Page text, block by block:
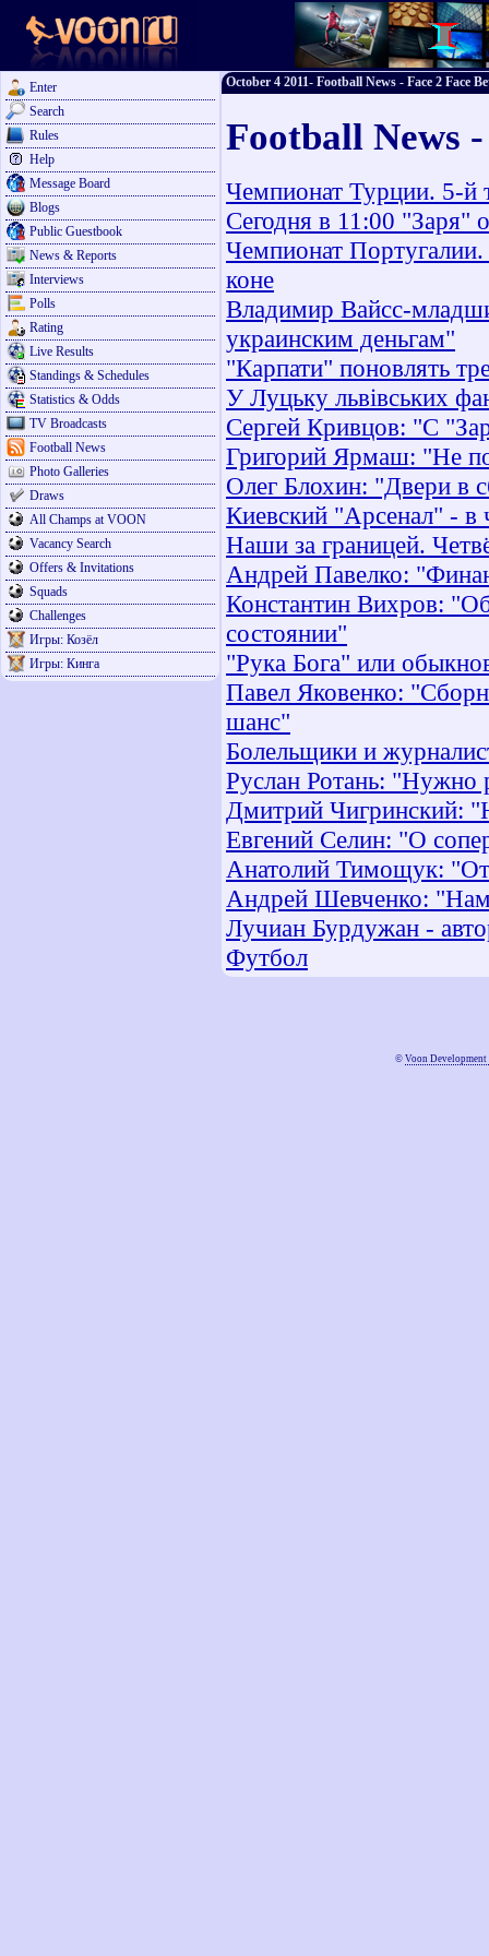
Enter
Search
Rules
Help
Message Board
Blogs
Public Guestbook
News & Reports
Interviews
Polls
Rating
Live Results
Standings & Schedules
Statistics & Odds
TV Broadcasts
Football News
Photo Galleries
Draws
All Champs at VOON
Vacancy Search
Offers & Invitations
Squads
Challenges
Игры: Козёл
Игры: Кинга
October 4 2011- Football News - Face 2 Face
Football News
Чемпионат Турции. 5-й
Сегодня в 11:00 "Заря"
Чемпионат
коне
Владимир Вайсс-
украинским деньгам"
"Карпати" поновлять
У Луцьку львівських
Сергей Кривцов: "С
Григорий Ярмаш: "Не
Олег Блохин: "Двери в
Киевский "Арсенал" - в
Наши за границей.
Андрей Павелко:
Константин Вихров:
состоянии"
"Рука Бога" или
Павел Яковенко:
шанс"
Болельщики и
Руслан Ротань: "Нужно
Дмитрий Чигринский:
Евгений Селин: "О
Анатолий Тимощук:
Андрей Шевченко: "Нам
Лучиан Бурдужан -
Футбол
© Voon Development